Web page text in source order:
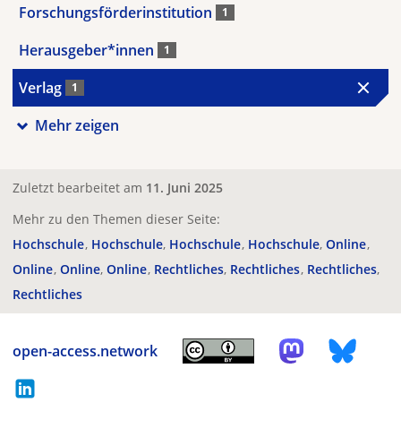
Forschungsförderinstitution 1
Herausgeber*innen 1
Verlag 1
Mehr zeigen
Zuletzt bearbeitet am 11. Juni 2025
Mehr zu den Themen dieser Seite:
Hochschule Hochschule Hochschule Hochschule Online
Online Online Online Rechtliches Rechtliches Rechtliches
Rechtliches
open-access.network